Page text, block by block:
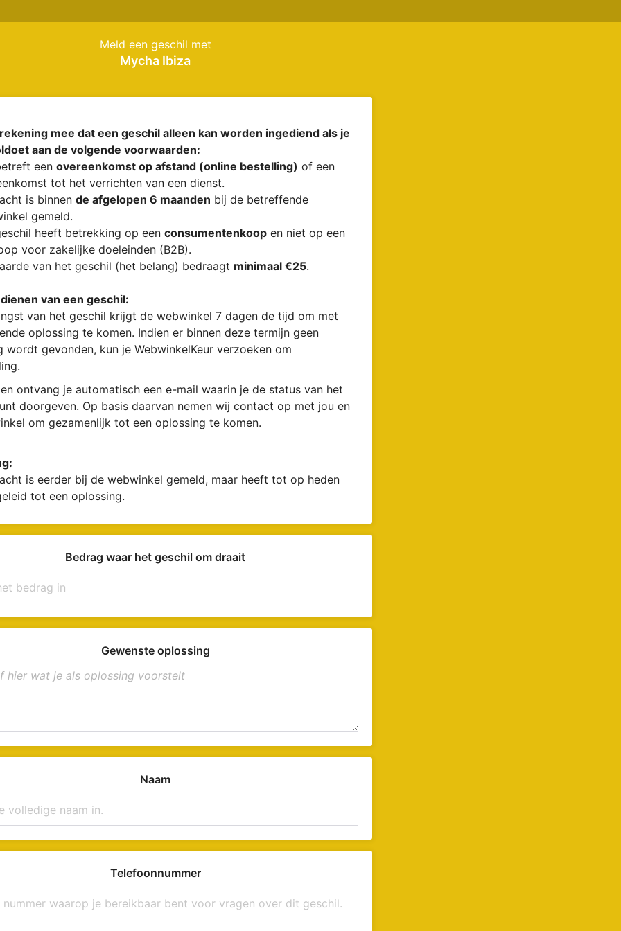
Meld een geschil met
Mycha Ibiza
mee dat een geschil alleen kan worden ingediend als je
aan de volgende voorwaarden:
een overeenkomst op afstand (online bestelling) of een
tot het verrichten van een dienst.
is binnen de afgelopen 6 maanden bij de betreffende
gemeld.
heeft betrekking op een consumentenkoopen niet op een
voor zakelijke doeleinden (B2B).
van het geschil (het belang) bedraagt minimaal €25.
van een geschil:
van het geschil krijgt de webwinkel 7 dagen de tijd om met
oplossing te komen. Indien er binnen deze termijn geen
wordt gevonden, kun je WebwinkelKeur verzoeken om
ontvang je automatisch een e-mail waarin je de status van het
doorgeven. Op basis daarvan nemen wij contact op met jou en
om gezamenlijk tot een oplossing te komen.
is eerder bij de webwinkel gemeld, maar heeft tot op heden
tot een oplossing.
Bedrag waar het geschil om draait
Gewenste oplossing
Naam
Telefoonnummer